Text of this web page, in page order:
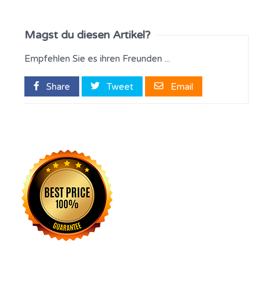
Magst du diesen Artikel?
Empfehlen Sie es ihren Freunden ...
Share Tweet Email